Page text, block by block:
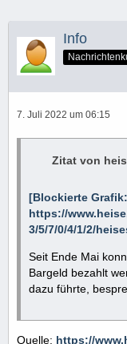
Info
7. Juli 2022 um 06:15
Zitat von
[Blockierte Grafik:
https://
3/5/7/0/4/1/2/
Seit Ende Mai
Bargeld bezahlt
dazu führte,
Quelle: https://